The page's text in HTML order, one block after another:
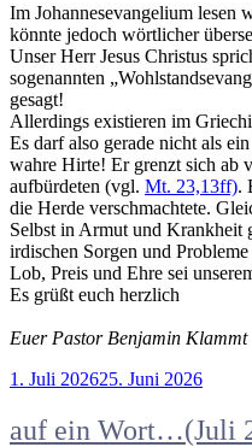
Im Johannesevangelium lesen
könnte jedoch wörtlicher
Unser Herr Jesus Christus
sogenannten
gesagt!
Allerdings existieren im
Es darf also gerade nicht als
wahre Hirte! Er grenzt sich ab
aufbürdeten (vgl. Mt. 23,13ff).
die Herde verschmachtete.
Selbst in Armut und Krankheit
irdischen Sorgen und
Lob, Preis und Ehre sei
Es grüßt euch herzlich
Euer Pastor Benjamin Klammt
Veröffentlicht
1. Juli 202625. Juni 2026
auf ein Wort…(Juli